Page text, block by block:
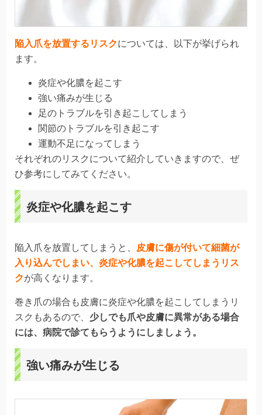
陥入爪を放置するリスクについては、以下が挙げられ
ます。
炎症や化膿を起こす
強い痛みが生じる
足のトラブルを引き起こしてしまう
関節のトラブルを引き起こす
運動不足になってしまう
それぞれのリスクについて紹介していきますので、ぜ
ひ参考にしてみてください。
炎症や化膿を起こす
陥入爪を放置してしまうと、
皮膚に傷が付いて細菌が
入り込んでしまい、炎症や化膿を起こしてしまうリス
クが高くなります。
巻き爪の場合も皮膚に炎症や化膿を起こしてしまうリ
スクもあるので、 少しでも爪や皮膚に異常がある場合
には、病院で診てもらうようにしましょう。
強い痛みが生じる